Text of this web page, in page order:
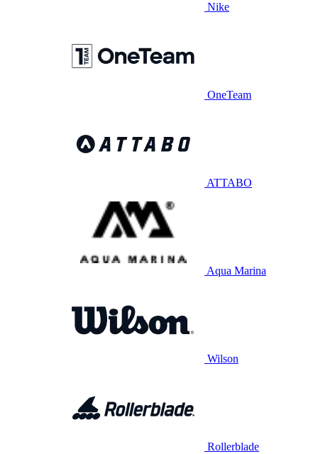
Nike
OneTeam
ATTABO
Aqua Marina
Wilson
Rollerblade